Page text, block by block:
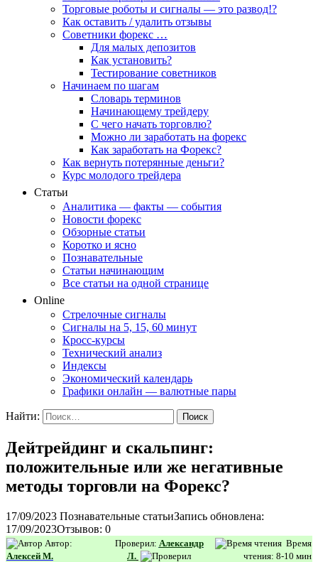
Торговые роботы и сигналы — это развод!?
Как оставить / удалить отзывы
Советники форекс …
Для малых депозитов
Как установить?
Тестирование советников
Начинаем по шагам
Словарь терминов
Начинающему трейдеру
С чего начать торговлю?
Можно ли заработать на форекс
Как заработать на Форекс?
Как вернуть потерянные деньги?
Курс молодого трейдера
Статьи
Аналитика — факты — события
Новости форекс
Обзорные статьи
Коротко и ясно
Познавательные
Статьи начинающим
Все статьи на одной странице
Online
Стрелочные сигналы
Сигналы на 5, 15, 60 минут
Кросс-курсы
Технический анализ
Индексы
Экономический календарь
Графики онлайн — валютные пары
Найти:
Дейтрейдинг и скальпинг:
положительные или же негативные
методы торговли на Форекс?
17/09/2023 Познавательные статьиЗапись обновлена:
17/09/2023Отзывов: 0
Автор:
Алексей М.
Проверил: Александр
Л.
Время
чтения: 8-10 мин